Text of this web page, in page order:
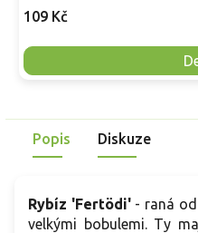
109 Kč
Popis Diskuze
Rybíz 'Fertödi'- raná
velkými bobulemi. Ty